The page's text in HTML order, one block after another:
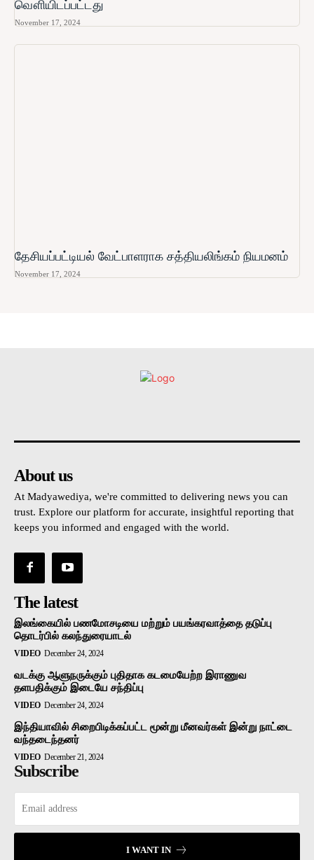
வௌியிடப்பட்டது
November 17, 2024
தேசியப்பட்டியல் வேட்பாளராக சத்தியலிங்கம் நியமனம்
November 17, 2024
About us
At Madyawediya, we're committed to delivering news you can
trust. Explore our platform for accurate, insightful reporting that
keeps you informed and engaged with the world.
The latest
இலங்கையில் பணமோசடியை மற்றும் பயங்கரவாத்தை தடுப்பு
தொடர்பில் கலந்துரையாடல்
VIDEO December 24, 2024
வடக்கு ஆளுநருக்கும் புதிதாக கடமையேற்ற இராணுவ
தளபதிக்கும் இடையே சந்திப்பு
VIDEO December 24, 2024
இந்தியாவில் சிறைபிடிக்கப்பட்ட மூன்று மீனவர்கள் இன்று நாட்டை
வந்தடைந்தனர்
VIDEO December 21, 2024
Subscribe
I WANT IN